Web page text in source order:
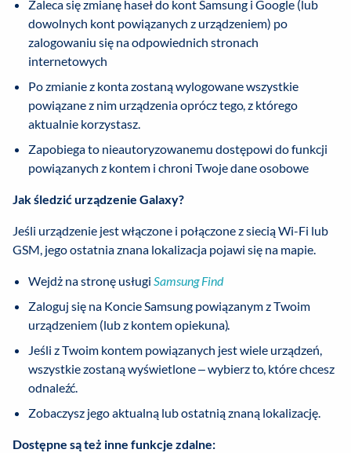
Zaleca się zmianę haseł do kont Samsung i Google (lub
dowolnych kont powiązanych z urządzeniem) po
zalogowaniu się na odpowiednich stronach
internetowych
Po zmianie z konta zostaną wylogowane wszystkie
powiązane z nim urządzenia oprócz tego, z którego
aktualnie korzystasz.
Zapobiega to nieautoryzowanemu dostępowi do funkcji
powiązanych z kontem i chroni Twoje dane osobowe
Jak śledzić urządzenie Galaxy?
Jeśli urządzenie jest włączone i połączone z siecią Wi-Fi lub
GSM, jego ostatnia znana lokalizacja pojawi się na mapie.
Wejdż na stronę usługi Samsung Find
Zaloguj się na Koncie Samsung powiązanym z Twoim
urządzeniem (lub z kontem opiekuna).
Jeśli z Twoim kontem powiązanych jest wiele urządzeń,
wszystkie zostaną wyświetlone – wybierz to, które chcesz
odnaleźć.
Zobaczysz jego aktualną lub ostatnią znaną lokalizację.
Dostępne są też inne funkcje zdalne: